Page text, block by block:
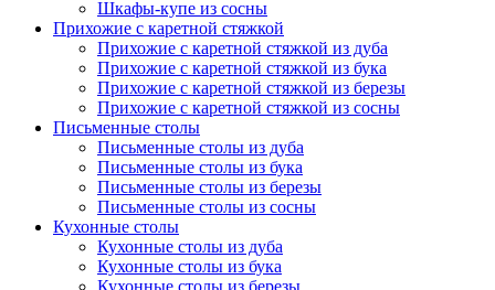
Шкафы-купе из сосны
Прихожие с каретной стяжкой
Прихожие с каретной стяжкой из дуба
Прихожие с каретной стяжкой из бука
Прихожие с каретной стяжкой из березы
Прихожие с каретной стяжкой из сосны
Письменные столы
Письменные столы из дуба
Письменные столы из бука
Письменные столы из березы
Письменные столы из сосны
Кухонные столы
Кухонные столы из дуба
Кухонные столы из бука
Кухонные столы из березы